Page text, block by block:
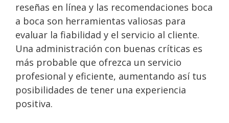
reseñas en línea y las recomendaciones boca
a boca son herramientas valiosas para
evaluar la fiabilidad y el servicio al cliente.
Una administración con buenas críticas es
más probable que ofrezca un servicio
profesional y eficiente, aumentando así tus
posibilidades de tener una experiencia
positiva.